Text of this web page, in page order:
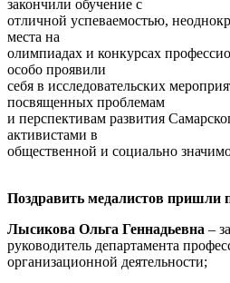
закончили обучение с
отличной успеваемостью,
места на
олимпиадах и конкурсах
особо проявили
себя в исследовательских
посвященных проблемам
и перспективам развития
активистами в
общественной и социально
Поздравить медалистов пришли
Лысикова Ольга Геннадьевна –
руководитель департамента
организационной деятельности;